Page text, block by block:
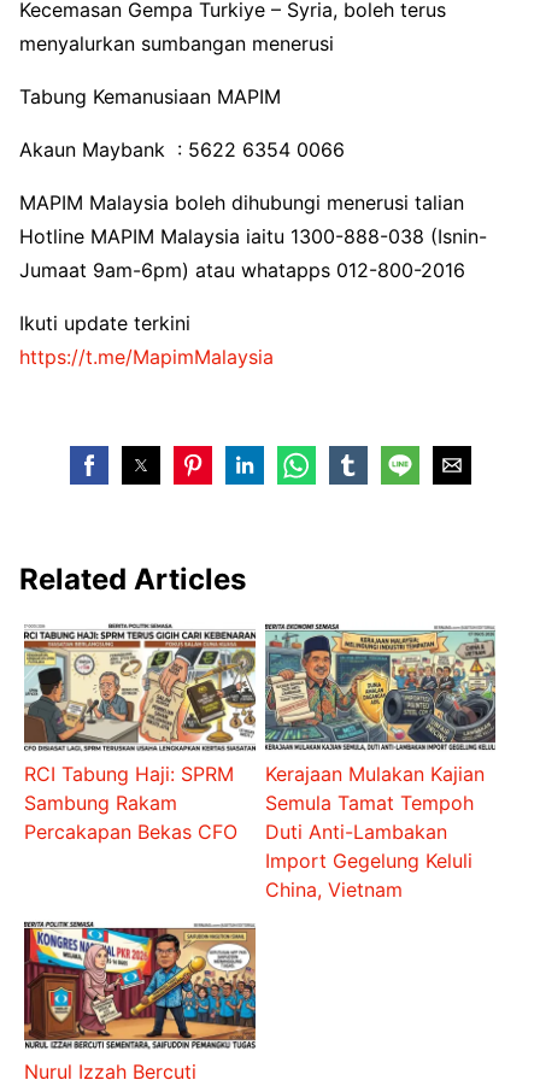
Kecemasan Gempa Turkiye – Syria, boleh terus
menyalurkan sumbangan menerusi
Tabung Kemanusiaan MAPIM
Akaun Maybank : 5622 6354 0066
MAPIM Malaysia boleh dihubungi menerusi talian
Hotline MAPIM Malaysia iaitu 1300-888-038 (Isnin-
Jumaat 9am-6pm) atau whatapps 012-800-2016
Ikuti update terkini
https://t.me/MapimMalaysia
Related Articles
RCI Tabung Haji: SPRM
Sambung Rakam
Percakapan Bekas CFO
Kerajaan Mulakan Kajian
Semula Tamat Tempoh
Duti Anti-Lambakan
Import Gegelung Keluli
China, Vietnam
Nurul Izzah Bercuti